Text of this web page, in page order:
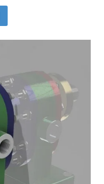
Sellel
Valikuid
saab
teha
tootelehel.